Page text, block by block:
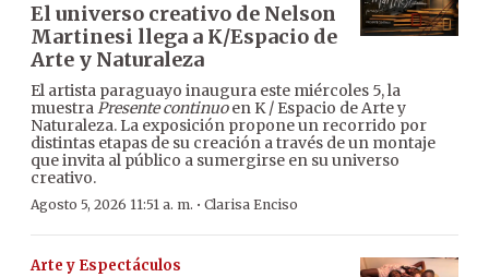
El universo creativo de Nelson
Martinesi llega a K/Espacio de
Arte y Naturaleza
El artista paraguayo inaugura este miércoles 5, la
muestraPresente continuoen K / Espacio de Arte y
Naturaleza. La exposición propone un recorrido por
distintas etapas de su creación a través de un montaje
que invita al público a sumergirse en su universo
creativo.
Agosto 5, 2026 11:51 a. m. · Clarisa Enciso
Arte y Espectáculos